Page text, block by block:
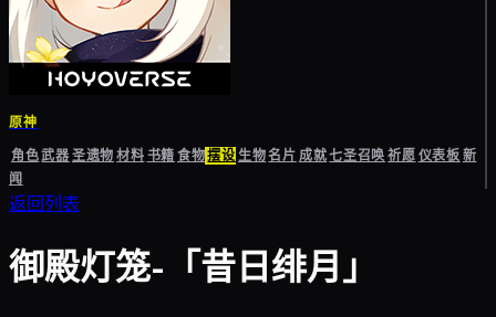
原神
角色武器圣遗物材料书籍食物摆设生物名片成就七圣召唤祈愿仪表板新
闻
返回列表
御殿灯笼-「昔日绯月」